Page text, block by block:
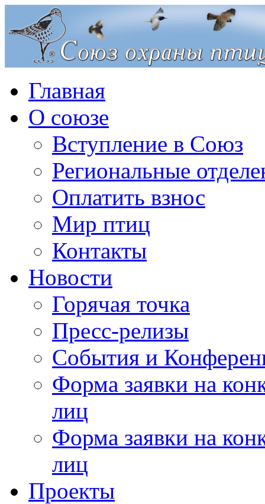
Главная
О союзе
Вступление в Союз
Региональные
Оплатить взнос
Мир птиц
Контакты
Новости
Горячая точка
Пресс-релизы
События и
Форма заявки на
лиц
Форма заявки на
лиц
Проекты